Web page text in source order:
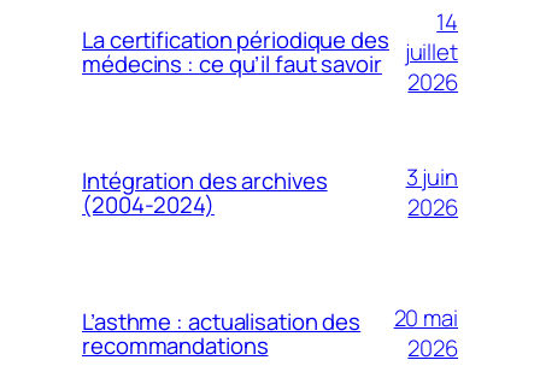
La certification périodique des
médecins : ce qu’il faut savoir
14
juillet
2026
Intégration des archives
(2004-2024)
3 juin
2026
L’asthme : actualisation des
recommandations
20 mai
2026